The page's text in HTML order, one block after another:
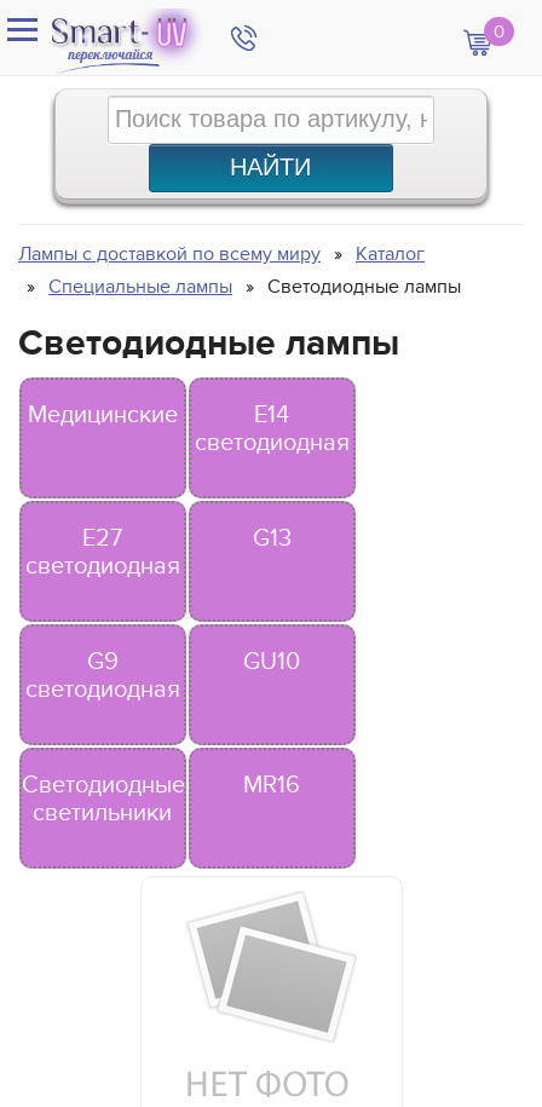
0
Лампы с доставкой по всему миру
Каталог
Специальные лампы
Светодиодные лампы
Светодиодные лампы
Медицинские
E14
светодиодная
E27
светодиодная
G13
G9
светодиодная
GU10
Светодиодные
светильники
MR16